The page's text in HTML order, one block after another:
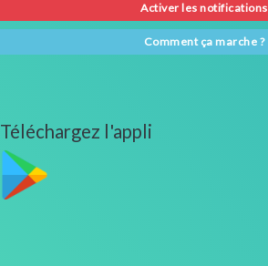
Activer les notifications
Comment ça marche ?
Téléchargez l'appli